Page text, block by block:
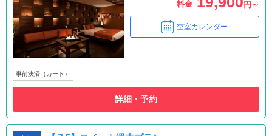
料金 円～
空室カレンダー
事前決済（カード）
詳細・予約